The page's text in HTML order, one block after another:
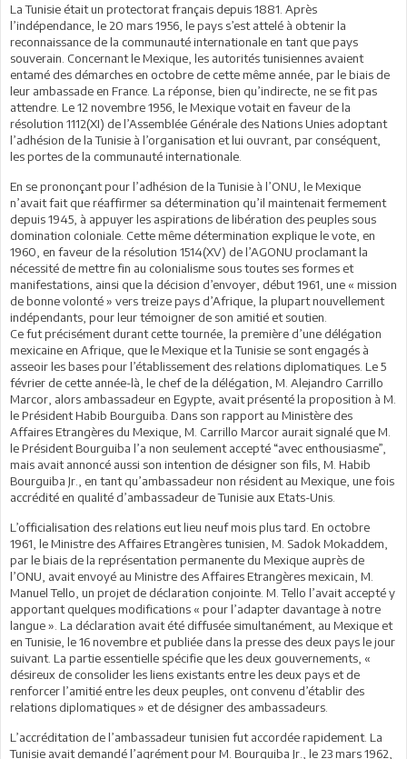
La Tunisie était un protectorat français depuis 1881. Après
l’indépendance, le 20 mars 1956, le pays s’est attelé à obtenir la
reconnaissance de la communauté internationale en tant que pays
souverain. Concernant le Mexique, les autorités tunisiennes avaient
entamé des démarches en octobre de cette même année, par le biais de
leur ambassade en France. La réponse, bien qu’indirecte, ne se fit pas
attendre. Le 12 novembre 1956, le Mexique votait en faveur de la
résolution 1112(XI) de l’Assemblée Générale des Nations Unies adoptant
l’adhésion de la Tunisie à l’organisation et lui ouvrant, par conséquent,
les portes de la communauté internationale.
En se prononçant pour l’adhésion de la Tunisie à l’ONU, le Mexique
n’avait fait que réaffirmer sa détermination qu’il maintenait fermement
depuis 1945, à appuyer les aspirations de libération des peuples sous
domination coloniale. Cette même détermination explique le vote, en
1960, en faveur de la résolution 1514(XV) de l’AGONU proclamant la
nécessité de mettre fin au colonialisme sous toutes ses formes et
manifestations, ainsi que la décision d’envoyer, début 1961, une « mission
de bonne volonté » vers treize pays d’Afrique, la plupart nouvellement
indépendants, pour leur témoigner de son amitié et soutien.
Ce fut précisément durant cette tournée, la première d’une délégation
mexicaine en Afrique, que le Mexique et la Tunisie se sont engagés à
asseoir les bases pour l’établissement des relations diplomatiques. Le 5
février de cette année-là, le chef de la délégation, M. Alejandro Carrillo
Marcor, alors ambassadeur en Egypte, avait présenté la proposition à M.
le Président Habib Bourguiba. Dans son rapport au Ministère des
Affaires Etrangères du Mexique, M. Carrillo Marcor aurait signalé que M.
le Président Bourguiba l’a non seulement accepté “avec enthousiasme”,
mais avait annoncé aussi son intention de désigner son fils, M. Habib
Bourguiba Jr., en tant qu’ambassadeur non résident au Mexique, une fois
accrédité en qualité d’ambassadeur de Tunisie aux Etats-Unis.
L’officialisation des relations eut lieu neuf mois plus tard. En octobre
1961, le Ministre des Affaires Etrangères tunisien, M. Sadok Mokaddem,
par le biais de la représentation permanente du Mexique auprès de
l’ONU, avait envoyé au Ministre des Affaires Etrangères mexicain, M.
Manuel Tello, un projet de déclaration conjointe. M. Tello l’avait accepté y
apportant quelques modifications « pour l’adapter davantage à notre
langue ». La déclaration avait été diffusée simultanément, au Mexique et
en Tunisie, le 16 novembre et publiée dans la presse des deux pays le jour
suivant. La partie essentielle spécifie que les deux gouvernements, «
désireux de consolider les liens existants entre les deux pays et de
renforcer l’amitié entre les deux peuples, ont convenu d’établir des
relations diplomatiques » et de désigner des ambassadeurs.
L’accréditation de l’ambassadeur tunisien fut accordée rapidement. La
Tunisie avait demandé l’agrément pour M. Bourguiba Jr., le 23 mars 1962,